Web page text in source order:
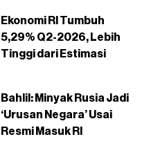
Ekonomi RI Tumbuh
5,29% Q2-2026, Lebih
Tinggi dari Estimasi
Bahlil: Minyak Rusia Jadi
‘Urusan Negara’ Usai
Resmi Masuk RI